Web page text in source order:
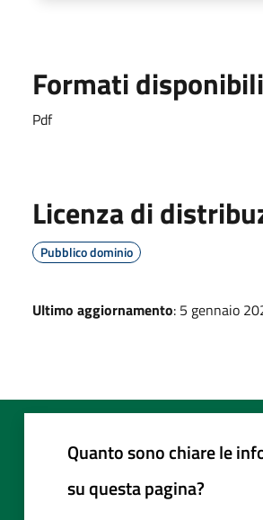
Formati disponibili
Pdf
Licenza di
Pubblico dominio
Ultimo aggiornamento: 5 gennaio
Quanto sono chiare le
su questa pagina?